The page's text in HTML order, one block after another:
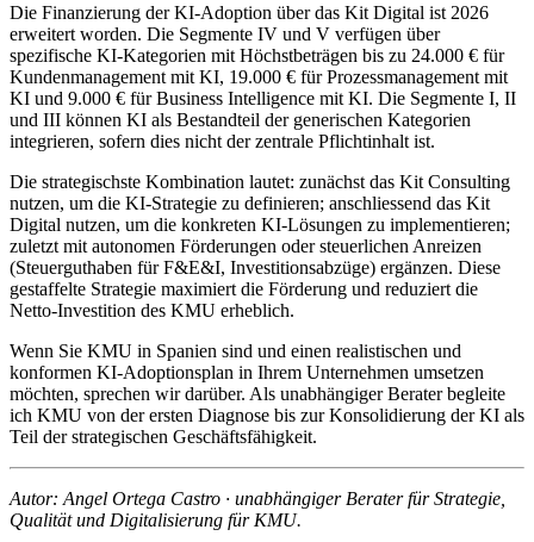
Die Finanzierung der KI-Adoption über das Kit Digital ist 2026
erweitert worden. Die Segmente IV und V verfügen über
spezifische KI-Kategorien mit Höchstbeträgen bis zu 24.000 € für
Kundenmanagement mit KI, 19.000 € für Prozessmanagement mit
KI und 9.000 € für Business Intelligence mit KI. Die Segmente I, II
und III können KI als Bestandteil der generischen Kategorien
integrieren, sofern dies nicht der zentrale Pflichtinhalt ist.
Die strategischste Kombination lautet: zunächst das Kit Consulting
nutzen, um die KI-Strategie zu definieren; anschliessend das Kit
Digital nutzen, um die konkreten KI-Lösungen zu implementieren;
zuletzt mit autonomen Förderungen oder steuerlichen Anreizen
(Steuerguthaben für F&E&I, Investitionsabzüge) ergänzen. Diese
gestaffelte Strategie maximiert die Förderung und reduziert die
Netto-Investition des KMU erheblich.
Wenn Sie KMU in Spanien sind und einen realistischen und
konformen KI-Adoptionsplan in Ihrem Unternehmen umsetzen
möchten, sprechen wir darüber. Als unabhängiger Berater begleite
ich KMU von der ersten Diagnose bis zur Konsolidierung der KI als
Teil der strategischen Geschäftsfähigkeit.
Autor: Angel Ortega Castro · unabhängiger Berater für Strategie,
Qualität und Digitalisierung für KMU.